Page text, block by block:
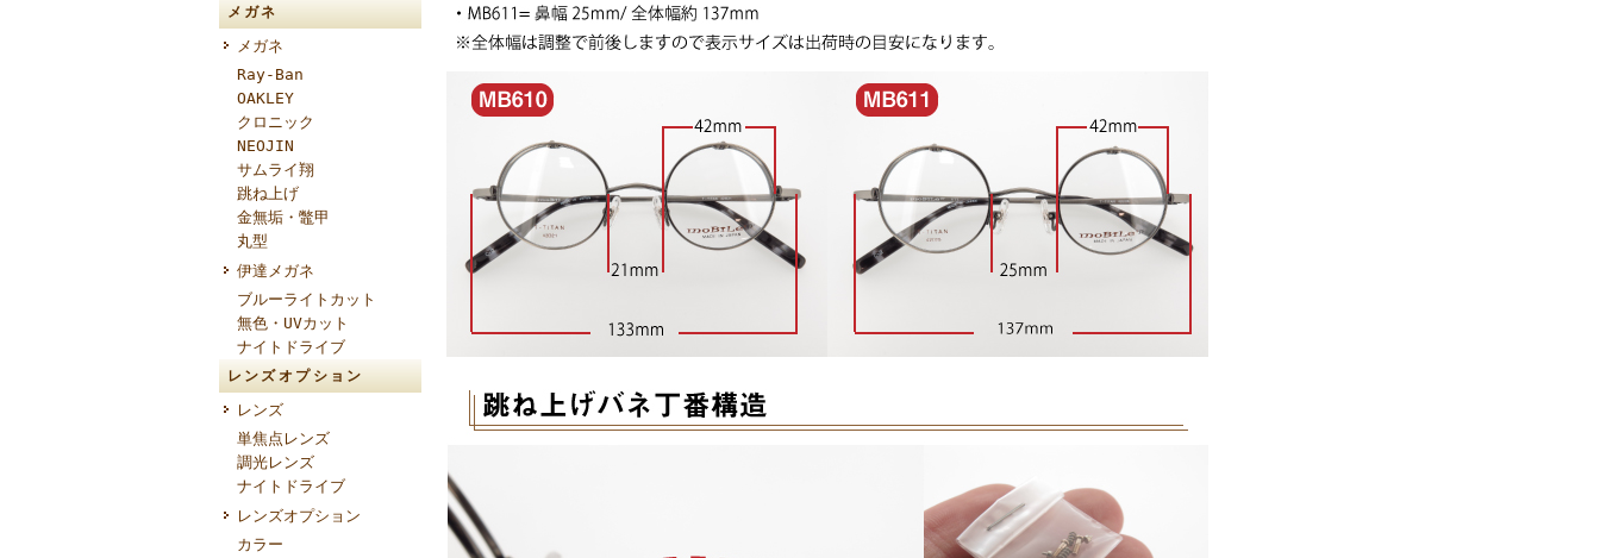
メガネ
メガネ
Ray-Ban
OAKLEY
クロニック
NEOJIN
サムライ翔
跳ね上げ
金無垢・鼈甲
丸型
伊達メガネ
ブルーライトカット
無色・UVカット
ナイトドライブ
レンズオプション
レンズ
単焦点レンズ
調光レンズ
ナイトドライブ
レンズオプション
カラー